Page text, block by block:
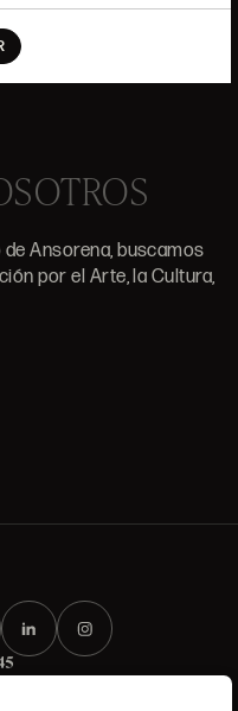
Ansorena, buscamos
por el Arte, la Cultura,